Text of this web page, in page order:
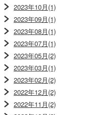
2023年10月(1)
2023年09月(1)
2023年08月(1)
2023年07月(1)
2023年05月(2)
2023年03月(1)
2023年02月(2)
2022年12月(2)
2022年11月(2)